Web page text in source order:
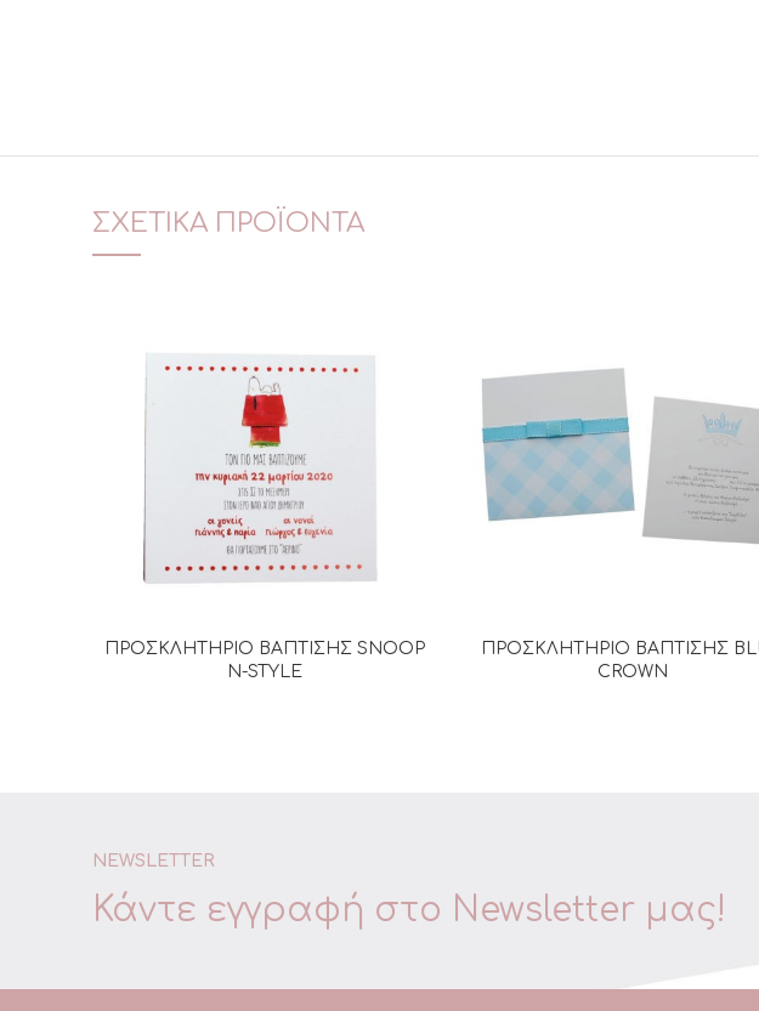
ΣΧΕΤΙΚΆ ΠΡΟΪΌΝΤΑ
ΔΙΑΒΆΣΤΕ ΠΕΡΙΣΣΌΤΕΡΑ
ΠΡΟΣΚΛΗΤΗΡΙΟ ΒΑΠΤΙΣΗΣ SNOOP
N-STYLE
ΔΙΑΒΆΣΤΕ ΠΕΡΙΣΣΌΤΕΡΑ
ΠΡΟΣΚΛΗΤΗΡΙΟ ΒΑΠΤΙΣΗΣ
CROWN
NEWSLETTER
Κάντε εγγραφή στο Newsletter μας!